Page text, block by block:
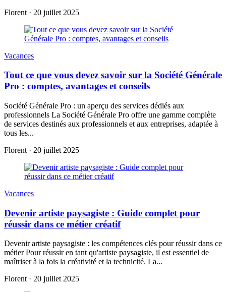
Florent · 20 juillet 2025
Vacances
Tout ce que vous devez savoir sur la Société Générale
Pro : comptes, avantages et conseils
Société Générale Pro : un aperçu des services dédiés aux
professionnels La Société Générale Pro offre une gamme complète
de services destinés aux professionnels et aux entreprises, adaptée à
tous les...
Florent · 20 juillet 2025
Vacances
Devenir artiste paysagiste : Guide complet pour
réussir dans ce métier créatif
Devenir artiste paysagiste : les compétences clés pour réussir dans ce
métier Pour réussir en tant qu'artiste paysagiste, il est essentiel de
maîtriser à la fois la créativité et la technicité. La...
Florent · 20 juillet 2025